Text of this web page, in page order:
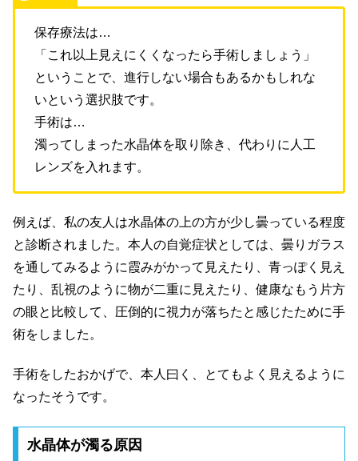
保存療法は…
「これ以上見えにくくなったら手術しましょう」
ということで、進行しない場合もあるかもしれな
いという選択肢です。
手術は…
濁ってしまった水晶体を取り除き、代わりに人工
レンズを入れます。
例えば、私の友人は水晶体の上の方が少し曇っている程度
と診断されました。本人の自覚症状としては、曇りガラス
を通してみるように霞みがかって見えたり、青っぽく見え
たり、乱視のように物が二重に見えたり、健康なもう片方
の眼と比較して、圧倒的に視力が落ちたと感じたために手
術をしました。
手術をしたおかげで、本人曰く、とてもよく見えるように
なったそうです。
水晶体が濁る原因